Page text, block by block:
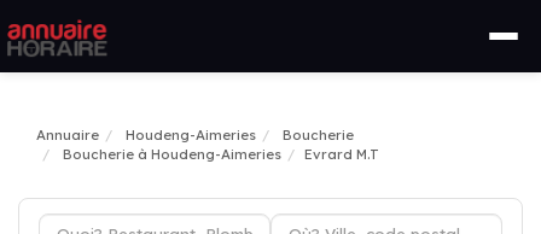
Annuaire Houdeng-Aimeries
Boucherie
Boucherie à Houdeng-Aimeries
Evrard M.T